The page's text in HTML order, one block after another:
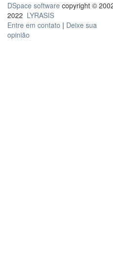
DSpace software copyright ©
2022 LYRASIS
Entre em contato | Deixe sua
opinião